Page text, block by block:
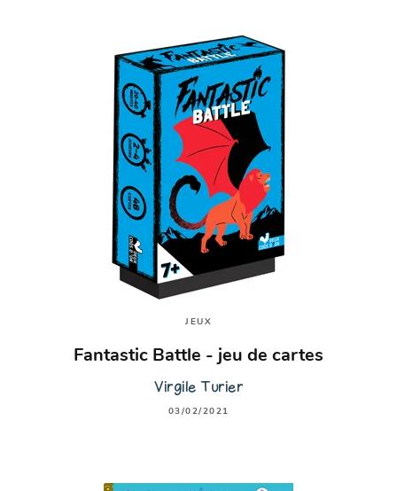
JEUX
Fantastic Battle - jeu de cartes
Virgile Turier
03/02/2021